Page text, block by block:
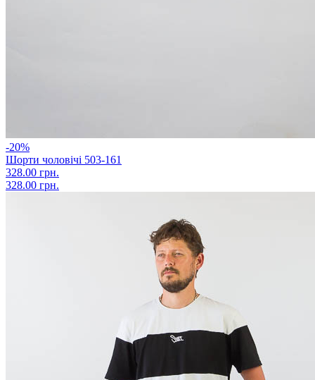
-20%
Шорти чоловічі 503-161
328.00 грн.
328.00 грн.